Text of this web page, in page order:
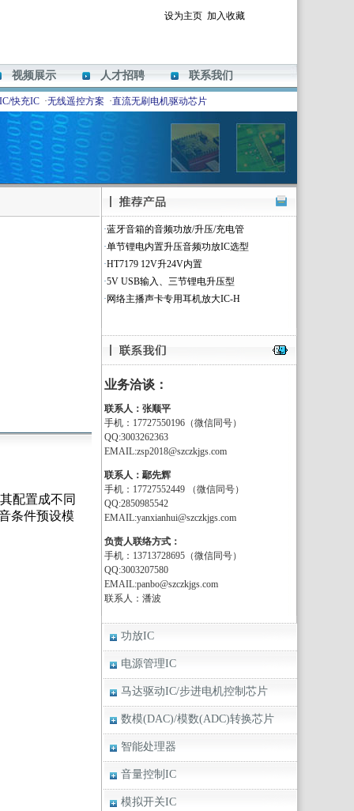
设为主页 加入收藏
视频展示 人才招聘 联系我们
快充IC ·无线遥控方案 ·直流无刷电机驱动芯片
配置成不同
条件预设模
·蓝牙音箱的音频功放/升压/充电管
·单节锂电内置升压音频功放IC选型
·HT7179 12V升24V内置
·5V USB输入、三节锂电升压型
· 网络主播声卡专用耳机放大IC-H
业务洽谈：
联系人：张顺平
手机：17727550196（微信同号）
QQ:3003262363
EMAIL:zsp2018@szczkjgs.com
联系人：鄢先辉
手机：17727552449 （微信同号）
QQ:2850985542
EMAIL:yanxianhui@szczkjgs.com
负责人联络方式：
手机：13713728695（微信同号）
QQ:3003207580
EMAIL:panbo@szczkjgs.com
联系人：潘波
功放IC
电源管理IC
马达驱动IC/步进电机控制芯片
数模(DAC)/模数(ADC)转换芯片
智能处理器
音量控制IC
模拟开关IC